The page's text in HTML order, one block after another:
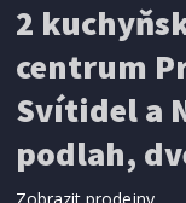
199 Kč
SÍŤ PROTI HMYZU
ProGarden
dveří
2
centrum
Svítidel a
podlah,